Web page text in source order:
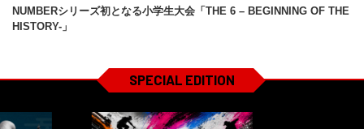
NUMBERシリーズ初となる小学生大会「THE 6 – BEGINNING OF THE
HISTORY-」
SPECIAL EDITION